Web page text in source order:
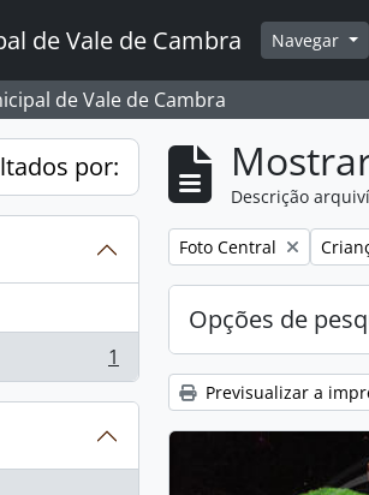
de Vale de Cambra Navegar
de Vale de Cambra
por:
1
Descrição
Remover filtro:
Foto Central
Opções de
Previsualizar a